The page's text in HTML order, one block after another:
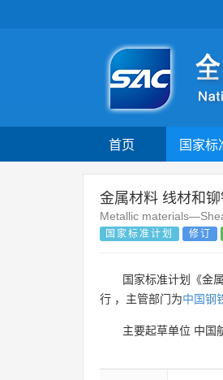
首页 国家标
金属材料 线材和
Metallic
国家标准计划 修订
国家标准计划《金
行 ，主管部门为中国钢
主要起草单位 中国